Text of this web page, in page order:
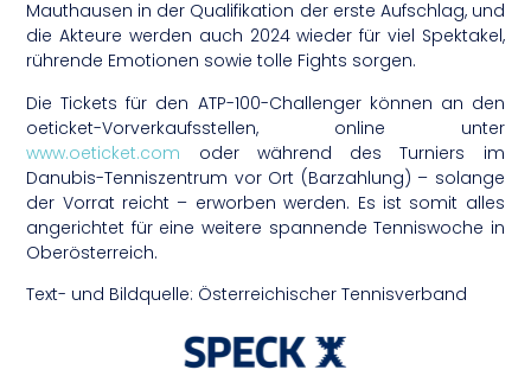
Mauthausen in der Qualifikation der erste Aufschlag, und
die Akteure werden auch 2024 wieder für viel Spektakel,
rührende Emotionen sowie tolle Fights sorgen.
Die Tickets für den ATP-100-Challenger können an den
oeticket-Vorverkaufsstellen, online unter
www.oeticket.com oder während des Turniers im
Danubis-Tenniszentrum vor Ort (Barzahlung) – solange
der Vorrat reicht – erworben werden. Es ist somit alles
angerichtet für eine weitere spannende Tenniswoche in
Oberösterreich.
Text- und Bildquelle: Österreichischer Tennisverband